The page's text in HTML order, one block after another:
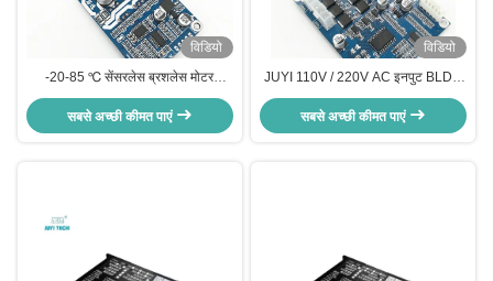
विडियो
-20-85 ℃ सेंसरलेस ब्रशलेस मोटर
नियंत्रक, 24V सेंसरलेस Bldc चालक
सबसे अच्छी कीमत पाएं
विडियो
JUYI 110V / 220V AC इनपुट BLDC
सेंसरलेस हाई वोल्टेज मोटर ड्राइवर बोर्ड
मैक्स 150W 310V डीसी मोटर नियंत्रक
सबसे अच्छी कीमत पाएं